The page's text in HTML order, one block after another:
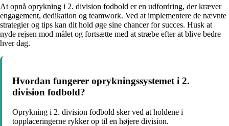
At opnå oprykning i 2. division fodbold er en udfordring, der kræver
engagement, dedikation og teamwork. Ved at implementere de nævnte
strategier og tips kan dit hold øge sine chancer for succes. Husk at
nyde rejsen mod målet og fortsætte med at stræbe efter at blive bedre
hver dag.
Hvordan fungerer oprykningssystemet i 2.
division fodbold?
Oprykning i 2. division fodbold sker ved at holdene i
topplaceringerne rykker op til en højere division.